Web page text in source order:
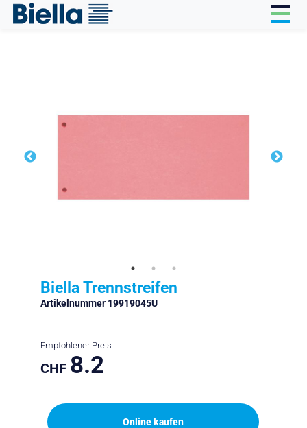
Biella Trennstreifen
Artikelnummer 19919045U
Empfohlener Preis
CHF 8.2
Online kaufen
Cookie-Einstellungen